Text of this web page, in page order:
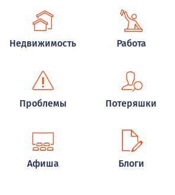
Недвижимость Работа
Проблемы Потеряшки
Афиша Блоги